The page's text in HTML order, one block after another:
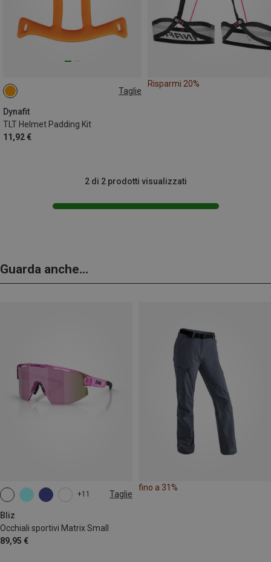
Taglie
Dynafit
TLT Helmet Padding Kit
11,92 €
L-XL
Risparmi 20%
2 di 2 prodotti visualizzati
Guarda anche...
+11 Taglie
Bliz
Occhiali sportivi Matrix Small
89,95 €
ONE SIZE
fino a 31%